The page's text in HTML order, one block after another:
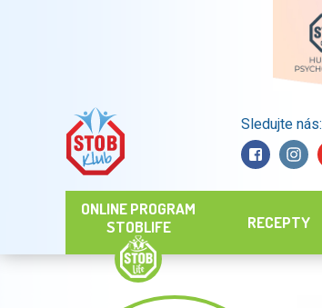
Sledujte nás:
ONLINE PROGRAM
STOBLIFE
RECEPTY